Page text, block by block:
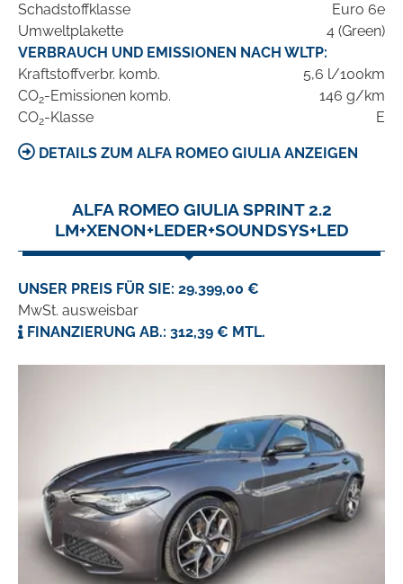
Schadstoffklasse
Euro 6e
Umweltplakette
4 (Green)
VERBRAUCH UND EMISSIONEN NACH WLTP:
Kraftstoffverbr. komb.
5,6 l/100km
CO2-Emissionen komb.
146 g/km
CO2-Klasse E
DETAILS ZUM ALFA ROMEO GIULIA ANZEIGEN
ALFA ROMEO GIULIA SPRINT 2.2
LM+XENON+LEDER+SOUNDSYS+LED
UNSER PREIS FÜR SIE: 29.399,00 €
MwSt. ausweisbar
FINANZIERUNG AB.: 312,39 € MTL.